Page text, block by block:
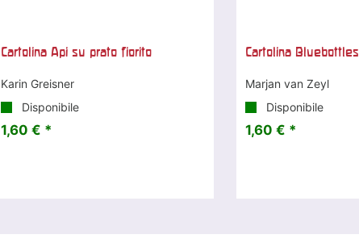
Cartolina Api su prato fiorito
Karin Greisner
Disponibile
1,60 € *
Cartolina Bluebottles
Marjan van Zeyl
Disponibile
1,60 € *